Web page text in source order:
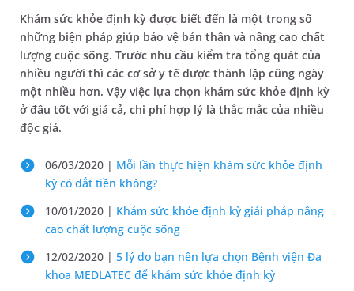
Khám sức khỏe định kỳ được biết đến là một trong số
những biện pháp giúp bảo vệ bản thân và nâng cao chất
lượng cuộc sống. Trước nhu cầu kiểm tra tổng quát của
nhiều người thì các cơ sở y tế được thành lập cũng ngày
một nhiều hơn. Vậy việc lựa chọn khám sức khỏe định kỳ
ở đâu tốt với giá cả, chi phí hợp lý là thắc mắc của nhiều
độc giả.
06/03/2020 | Mỗi lần thực hiện khám sức khỏe định
kỳ có đắt tiền không?
10/01/2020 | Khám sức khỏe định kỳ giải pháp nâng
cao chất lượng cuộc sống
12/02/2020 | 5 lý do bạn nên lựa chọn Bệnh viện Đa
khoa MEDLATEC để khám sức khỏe định kỳ